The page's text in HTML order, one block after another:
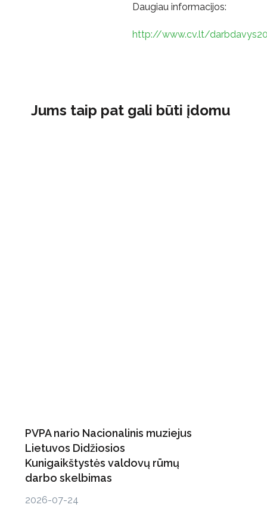
Daugiau informacijos:
http://www.cv.lt/
Jums taip pat gali būti įdomu
PVPA nario Nacionalinis muziejus
Lietuvos Didžiosios
Kunigaikštystės valdovų rūmų
darbo skelbimas
2026-07-24